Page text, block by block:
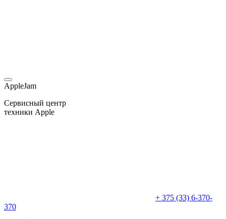
AppleJam
Сервисный центр
техники Apple
+ 375 (33) 6-370-
370